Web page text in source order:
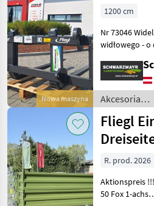
Nowa maszyna
1200 cm
Nr 73046 Widelec do wózka
widłowego - o długości
mocowaniem
widłowych
widłowego
ok. 410 mm) -
widłowymi:
Akcesoria
do
ciągników /
Fliegl
Fliegl
EDK 50
R. prod. 2026
Aktionspreis !!! Fliegl EDK
50 Fox 1-achs